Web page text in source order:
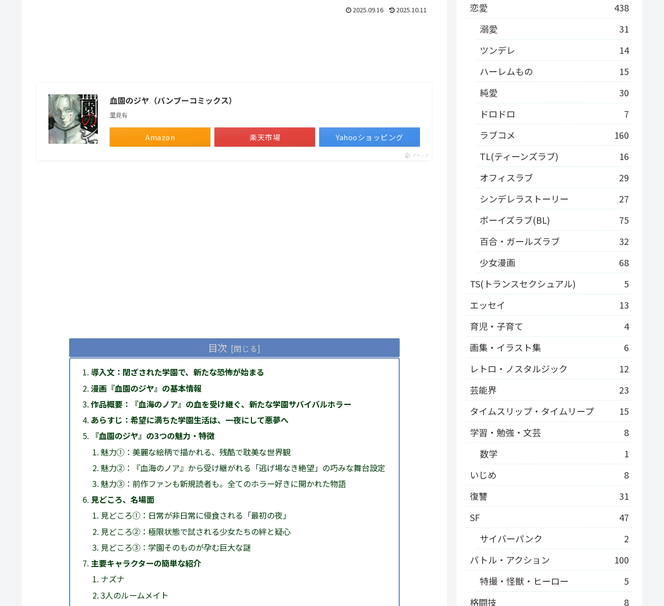
2025.09.16 2025.10.11
血園のジヤ（バンブーコミックス）
里見有
Amazon 楽天市場 Yahooショッピング
ポチップ
目次
導入文：閉ざされた学園で、新たな恐怖が始まる
漫画『血園のジヤ』の基本情報
作品概要：『血海のノア』の血を受け継ぐ、新たな学園サバイバルホラー
あらすじ：希望に満ちた学園生活は、一夜にして悪夢へ
『血園のジヤ』の3つの魅力・特徴
魅力①：美麗な絵柄で描かれる、残酷で耽美な世界観
魅力②：『血海のノア』から受け継がれる「逃げ場なき絶望」の巧みな舞台設定
魅力③：前作ファンも新規読者も。全てのホラー好きに開かれた物語
見どころ、名場面
見どころ①：日常が非日常に侵食される「最初の夜」
見どころ②：極限状態で試される少女たちの絆と疑心
見どころ③：学園そのものが孕む巨大な謎
主要キャラクターの簡単な紹介
ナズナ
3人のルームメイト
恋愛
438
溺愛
31
ツンデレ
14
ハーレムもの
15
純愛
30
ドロドロ
7
ラブコメ
160
TL(ティーンズラブ)
16
オフィスラブ
29
シンデレラストーリー
27
ボーイズラブ(BL)
75
百合・ガールズラブ
32
少女漫画
68
TS(トランスセクシュアル)
5
エッセイ
13
育児・子育て
4
画集・イラスト集
6
レトロ・ノスタルジック
12
芸能界
23
タイムスリップ・タイムリープ
15
学習・勉強・文芸
8
数学
1
いじめ
8
復讐
31
SF
47
サイバーパンク
2
バトル・アクション
100
特撮・怪獣・ヒーロー
5
格闘技
8